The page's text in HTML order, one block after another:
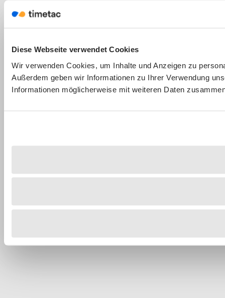
Diese Webseite verwendet Cookies
Wir verwenden Cookies, um Inhalte und Anzeigen zu
Außerdem geben wir Informationen zu Ihrer Verwendung
Informationen möglicherweise mit weiteren Daten